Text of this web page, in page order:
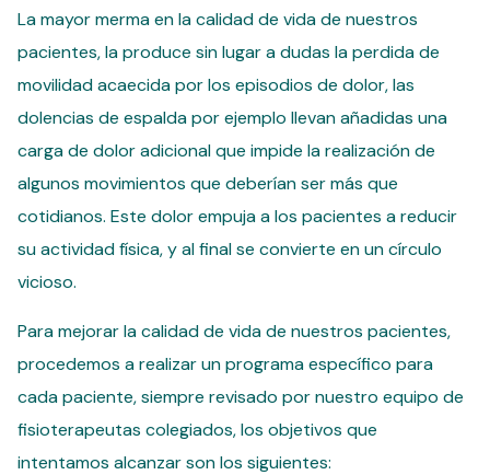
La mayor merma en la calidad de vida de nuestros
pacientes, la produce sin lugar a dudas la perdida de
movilidad acaecida por los episodios de dolor, las
dolencias de espalda por ejemplo llevan añadidas una
carga de dolor adicional que impide la realización de
algunos movimientos que deberían ser más que
cotidianos. Este dolor empuja a los pacientes a reducir
su actividad física, y al final se convierte en un círculo
vicioso.
Para mejorar la calidad de vida de nuestros pacientes,
procedemos a realizar un programa específico para
cada paciente, siempre revisado por nuestro equipo de
fisioterapeutas colegiados, los objetivos que
intentamos alcanzar son los siguientes: